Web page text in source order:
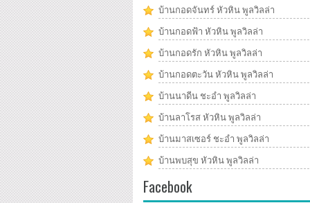
บ้านกอดจันทร์ หัวหิน พูลวิลล่า
บ้านกอดฟ้า หัวหิน พูลวิลล่า
บ้านกอดรัก หัวหิน พูลวิลล่า
บ้านกอดตะวัน หัวหิน พูลวิลล่า
บ้านนาดีน ชะอำ พูลวิลล่า
บ้านลาโรส หัวหิน พูลวิลล่า
บ้านมาสเซอร์ ชะอำ พูลวิลล่า
บ้านพบสุข หัวหิน พูลวิลล่า
Facebook